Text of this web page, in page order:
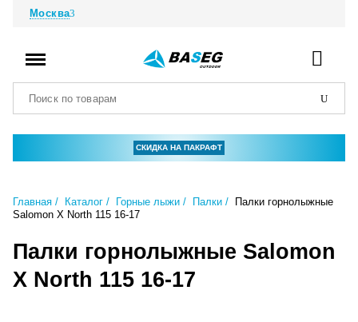
Москва
СКИДКА НА ПАКРАФТ
Главная Каталог Горные лыжи Палки
Палки горнолыжные
Salomon X North 115 16-17
Палки горнолыжные Salomon
X North 115 16-17